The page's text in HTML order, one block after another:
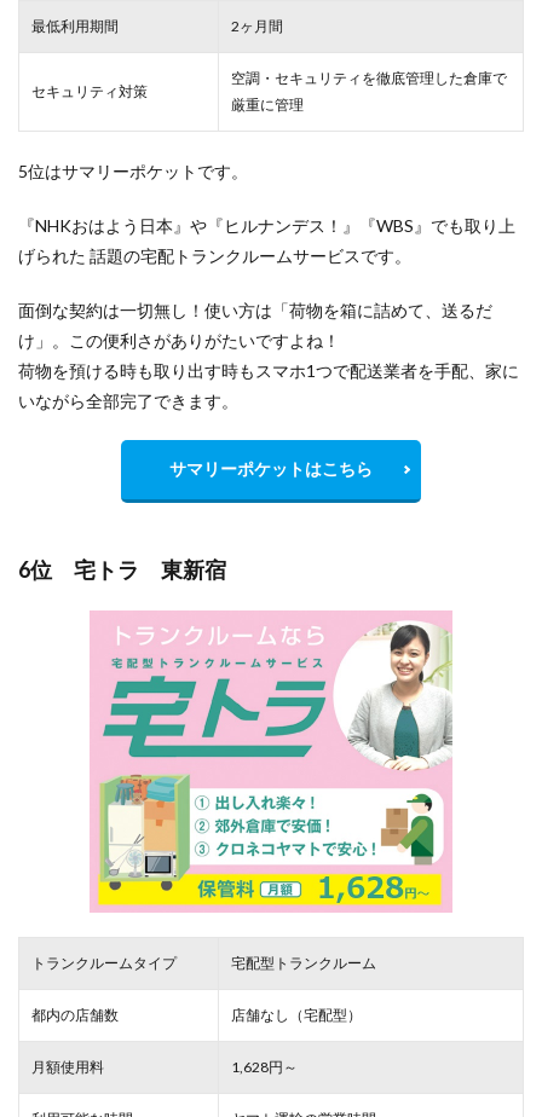
最低利用期間 2ヶ月間
セキュリティ対策
空調・セキュリティを徹底管理した倉庫で
厳重に管理
5位はサマリーポケットです。
『NHKおはよう日本』や『ヒルナンデス！』『WBS』でも取り上
げられた 話題の宅配トランクルームサービスです。
面倒な契約は一切無し！使い方は「荷物を箱に詰めて、送るだ
け」。この便利さがありがたいですよね！
荷物を預ける時も取り出す時もスマホ1つで配送業者を手配、家に
いながら全部完了できます。
サマリーポケットはこちら
6位 宅トラ 東新宿
トランクルームタイプ 宅配型トランクルーム
都内の店舗数 店舗なし（宅配型）
月額使用料 1,628円～